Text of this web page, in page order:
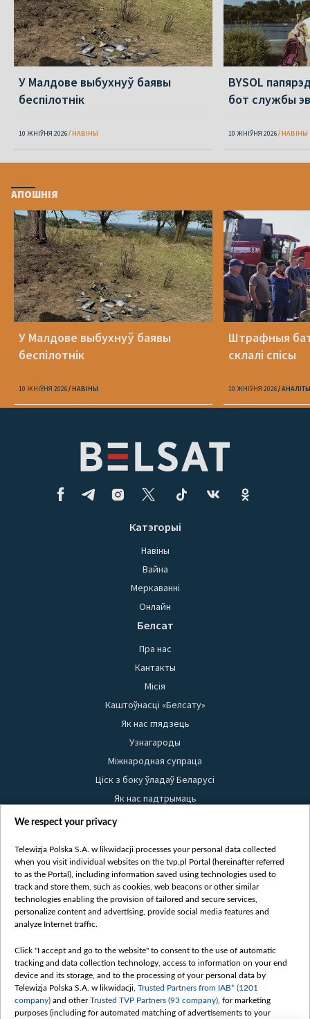
У Малдове выбухнуў баявы
беспілотнік
10 ЖНІЎНЯ 2026 НАВІНЫ
BYSOL
бот службы
10 ЖНІЎНЯ 2026 НАВІНЫ
АПОШНІЯ
У Малдове выбухнуў баявы
беспілотнік
10 ЖНІЎНЯ 2026 НАВІНЫ
Штрафныя
склалі спісы
10 ЖНІЎНЯ 2026
Катэгорыі
Навіны
Вайна
Меркаванні
Онлайн
Белсат
Пра нас
Кантакты
Місія
Каштоўнасці «Белсату»
Як нас глядзець
Узнагароды
Міжнародная супраца
Ціск з боку ўладаў Беларусі
Як нас падтрымаць
Правілы выкарыстання матэрыялаў
Бяспека
Youtube
Белсат news
Белсат Shorts
Жэстачайшы мульт
Belsat English
Biełsat PL
Белсат Now
We respect your privacy
Telewizja Polska S.A. w likwidacji processes your personal data collected
when you visit individual websites on the tvp.pl Portal (hereinafter referred
to as the Portal), including information saved using technologies used to
track and store them, such as cookies, web beacons or other similar
technologies enabling the provision of tailored and secure services,
personalize content and advertising, provide social media features and
analyze Internet traffic.
Click "I accept and go to the website" to consent to the use of automatic
tracking and data collection technology, access to information on your end
device and its storage, and to the processing of your personal data by
Telewizja Polska S.A. w likwidacji, Trusted Partners from IAB* (1201
company) and otherTrusted TVP Partners (93 company) , for marketing
purposes (including for automated matching of advertisements to your